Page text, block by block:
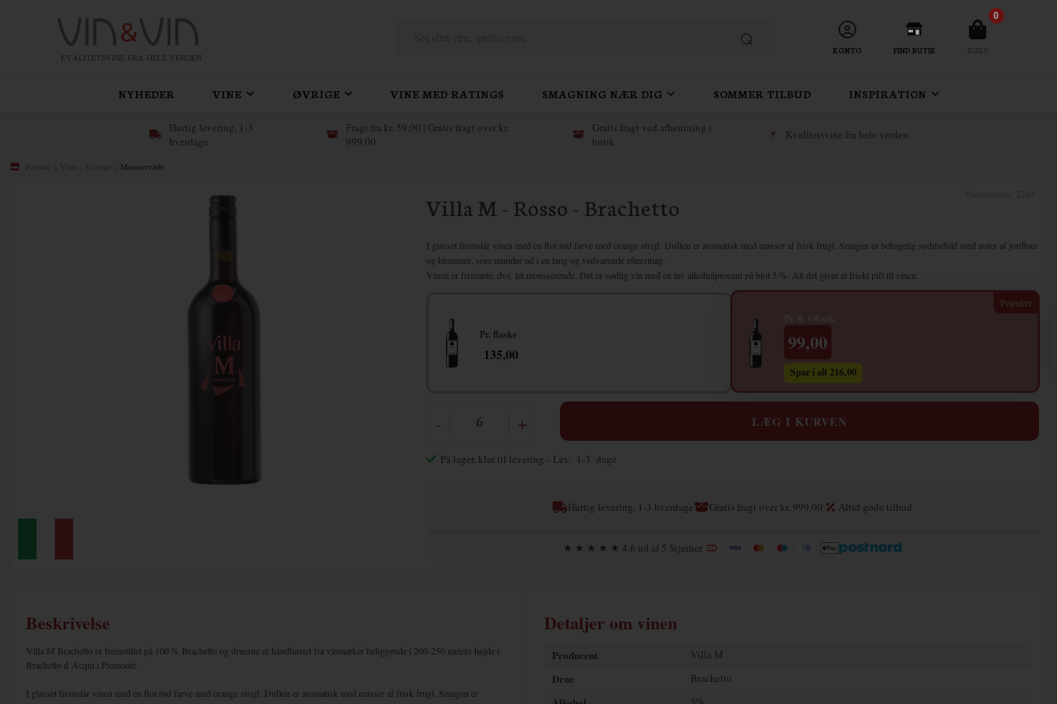
KVALITETSVINE FRA HELE VERDEN
KONTO FIND BUTIK
0
NYHEDER VINE ØVRIGE VINE MED RATINGS SMAGNING NÆR DIG SOMMER TILBUD INSPIRATION
Hurtig levering, 1-3
hverdage
Fragt fra kr. 59,00 | Gratis fragt over kr.
999,00
Gratis fragt ved afhentning i
butik
Kvalitetsvine fra hele verden
Forside Vine Vintype Mousserende
Villa M - Rosso - Brachetto
I glasset fremstår vinen med en flot rød farve med orange strejf. Duften er aromatisk med masser af frisk frugt. Smagen er behagelig sødmefuld med noter af jordbær
og blommer, som munder ud i en lang og vedvarende eftersmag.
Vinen er frizzante, dvs. let mousserende. Det er sødlig vin med en lav alkoholprocent på blot 5 %. Alt det giver et friskt pift til vinen.
Pr. flaske
135,00
Spar i alt 216,00
99,00
- +
På lager, klar til levering - Lev. 1-3 dage
Hurtig levering, 1-3 hverdage Gratis fragt over kr. 999,00 Altid gode tilbud
★ ★ ★ ★ ★ 4,6 ud af 5 Stjerner
Beskrivelse
Villa M Brachetto er fremstillet på 100 % Brachetto og druerne er håndhøstet fra vinmarker beliggende i 200-250 meters højde i
Brachetto d´Acqui i Piemonte.
I glasset fremstår vinen med en flot rød farve med orange strejf. Duften er aromatisk med masser af frisk frugt. Smagen er
Detaljer om vinen
Producent Villa M
Drue Brachetto